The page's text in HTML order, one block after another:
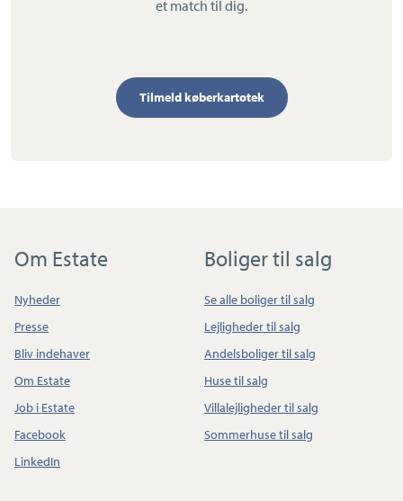
et match til dig.
Tilmeld køberkartotek
Om Estate
Nyheder
Presse
Bliv indehaver
Om Estate
Job i Estate
Facebook
LinkedIn
Boliger til salg
Se alle boliger til salg
Lejligheder til salg
Andelsboliger til salg
Huse til salg
Villalejligheder til salg
Sommerhuse til salg